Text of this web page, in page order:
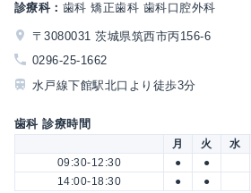
診療科： 歯科 矯正歯科 歯科口腔外科
〒3080031 茨城県筑西市丙156-6
0296-25-1662
水戸線下館駅北口より徒歩3分
歯科 診療時間
月 火 水
09:30-12:30
● ●
14:00-18:30
● ●